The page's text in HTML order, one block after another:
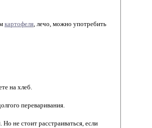
картофеля, лечо, можно употребить
на хлеб.
переваривания.
не стоит расстраиваться, если